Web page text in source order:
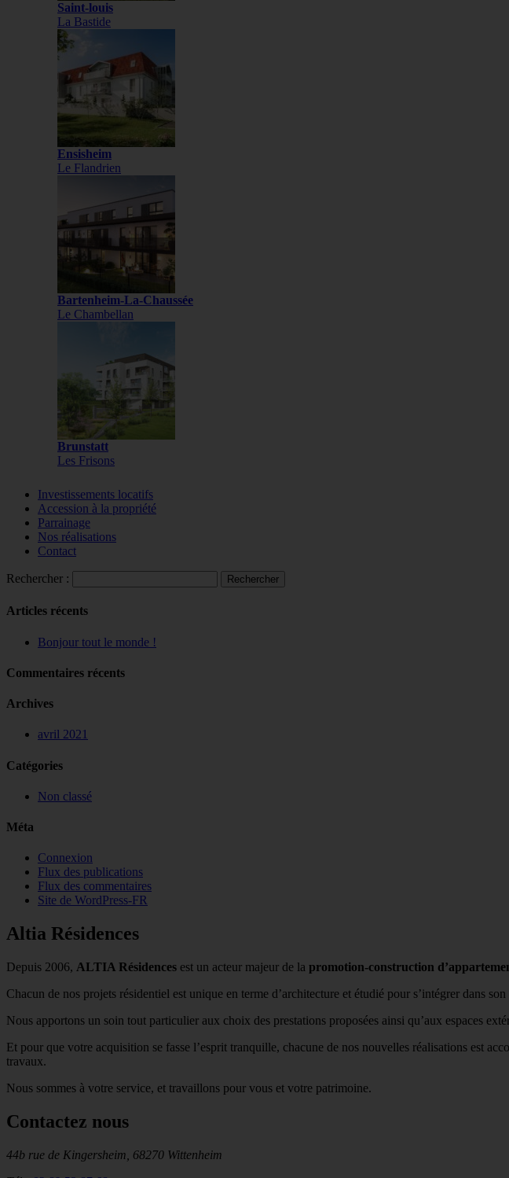
Saint-louis
La Bastide
Ensisheim
Le Flandrien
Bartenheim-La-Chaussée
Le Chambellan
Brunstatt
Les Frisons
Investissements locatifs
Accession à la propriété
Parrainage
Nos réalisations
Contact
Rechercher :
Articles récents
Bonjour tout le monde !
Commentaires récents
Archives
avril 2021
Catégories
Non classé
Méta
Connexion
Flux des publications
Flux des commentaires
Site de WordPress-FR
Altia Résidences
Depuis 2006, ALTIA Résidences est un acteur majeur de la promotion-construction
Chacun de nos projets résidentiel est unique en terme d’architecture et étudié pour s’intégrer dans
Nous apportons un soin tout particulier aux choix des prestations proposées ainsi qu’aux espaces
Et pour que votre acquisition se fasse l’esprit tranquille, chacune de nos nouvelles réalisations est
travaux.
Nous sommes à votre service, et travaillons pour vous et votre patrimoine.
Contactez nous
44b rue de Kingersheim, 68270 Wittenheim